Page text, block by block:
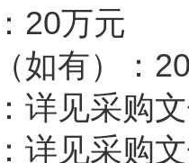
20万元
如有）：
详见采购
详见采购